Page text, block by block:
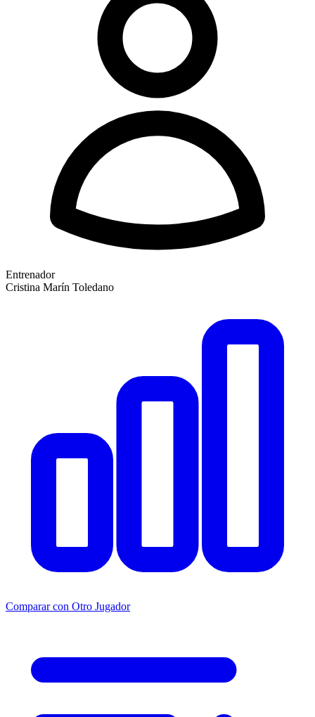
Entrenador
Cristina Marín Toledano
Comparar con Otro Jugador